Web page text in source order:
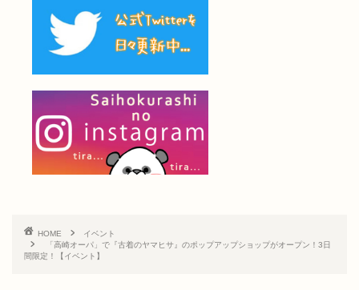
HOME
イベント
「高崎オーパ」で『古着のヤマヒサ』のポップアップショップがオープン！3日
間限定！【イベント】